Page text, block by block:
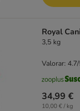
Royal
3,5 kg
34,99 €
10,00 € / kg
Valorar: